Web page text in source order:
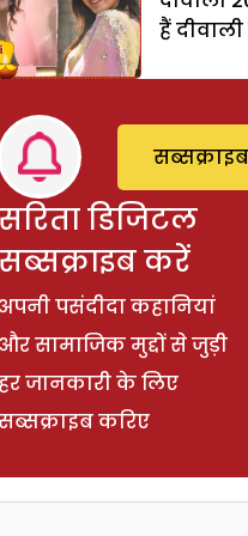
हैं
डिजिटल
करें
अपनी पसंदीदा कहानियां
और सामाजिक मुद्दों से जुड़ी
जानकारी के लिए
करिए